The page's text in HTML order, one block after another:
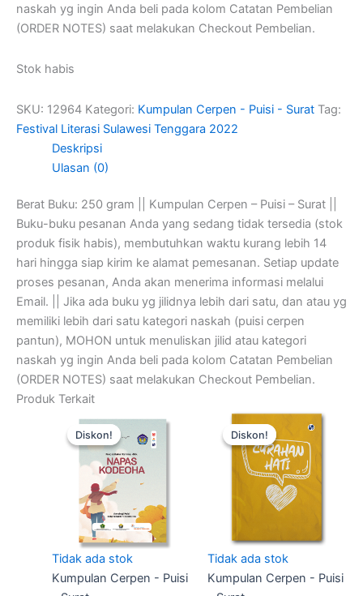
naskah yg ingin Anda beli pada kolom Catatan Pembelian
(ORDER NOTES) saat melakukan Checkout Pembelian.
Stok habis
SKU: 12964 Kategori: Kumpulan Cerpen - Puisi - Surat Tag:
Festival Literasi Sulawesi Tenggara 2022
Deskripsi
Ulasan (0)
Berat Buku: 250 gram || Kumpulan Cerpen – Puisi – Surat ||
Buku-buku pesanan Anda yang sedang tidak tersedia (stok
produk fisik habis), membutuhkan waktu kurang lebih 14
hari hingga siap kirim ke alamat pemesanan. Setiap update
proses pesanan, Anda akan menerima informasi melalui
Email. || Jika ada buku yg jilidnya lebih dari satu, dan atau yg
memiliki lebih dari satu kategori naskah (puisi cerpen
pantun), MOHON untuk menuliskan jilid atau kategori
naskah yg ingin Anda beli pada kolom Catatan Pembelian
(ORDER NOTES) saat melakukan Checkout Pembelian.
Produk Terkait
Diskon!
Tidak ada stok
Diskon!
Kumpulan Cerpen - Puisi
Harga
aslinya
adalah:
Rp50.000.
Harga
Diskon!
Tidak ada stok
Diskon!
Kumpulan Cerpen - Puisi
Harga
aslinya
adalah:
Rp50.000.
Harga
adalah: